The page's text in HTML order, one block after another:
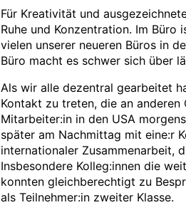
Für Kreativität und
Ruhe und Konzentration. Im
vielen unserer neueren Büros in
Büro macht es schwer sich über
Als wir alle dezentral gearbeitet
Kontakt zu treten, die an
Mitarbeiter:in in den USA
später am Nachmittag mit eine:r
internationaler Zusammenarbeit,
Insbesondere Kolleg:innen die
konnten gleichberechtigt zu
als Teilnehmer:in zweiter Klasse.